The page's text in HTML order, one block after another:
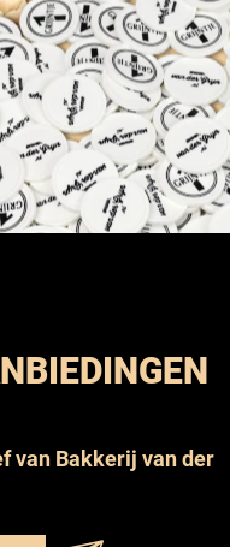
van Bakkerij van der